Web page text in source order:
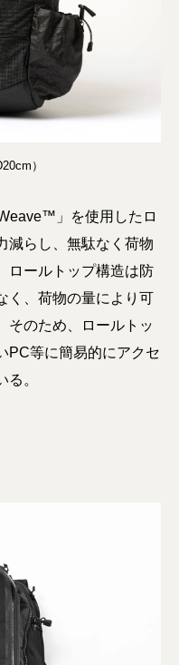
）
」を使⽤したロ
減らし、無駄なく荷物
ロールトップ構造は防
く、荷物の量により可
そのため、ロールトッ
PC等に簡易的にアクセ
。